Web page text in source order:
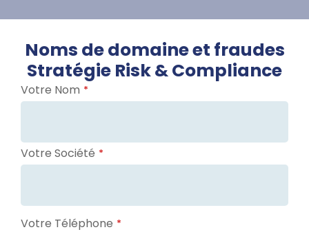
Noms de domaine et fraudes
Stratégie Risk & Compliance
Votre Nom *
Votre Société *
Votre Téléphone *